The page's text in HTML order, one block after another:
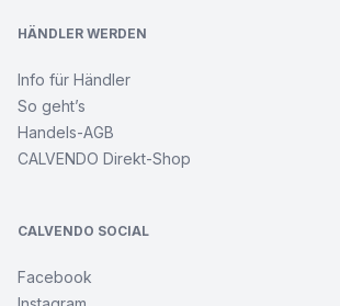
HÄNDLER WERDEN
Info für Händler
So geht’s
Handels-AGB
CALVENDO Direkt-Shop
CALVENDO SOCIAL
Facebook